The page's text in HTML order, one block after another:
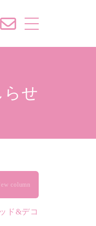
らせ
column
ド&デコ